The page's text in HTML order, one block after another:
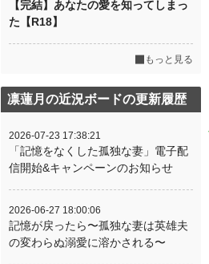
【完結】あなたの愛を知ってしまっ
た【R18】
もっと見る
凛蓮月の近況ボードの更新履歴
2026-07-23 17:38:21
「記憶をなくした孤独な妻」電子配
信開始&キャンペーンのお知らせ
2026-06-27 18:00:06
記憶が戻ったら〜孤独な妻は英雄夫
の変わらぬ溺愛に溶かされる〜